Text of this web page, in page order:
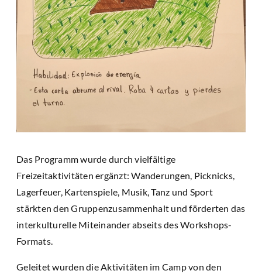
Das Programm wurde durch vielfältige
Freizeitaktivitäten ergänzt: Wanderungen, Picknicks,
Lagerfeuer, Kartenspiele, Musik, Tanz und Sport
stärkten den Gruppenzusammenhalt und förderten das
interkulturelle Miteinander abseits des Workshops-
Formats.
Geleitet wurden die Aktivitäten im Camp von den